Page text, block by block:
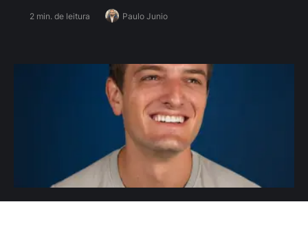
2 min. de leitura Paulo Junio